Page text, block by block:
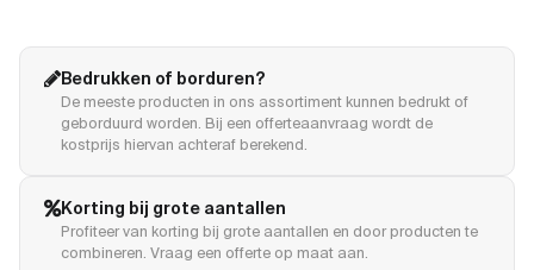
Bedrukken of borduren?
De meeste producten in ons assortiment kunnen bedrukt of
geborduurd worden. Bij een offerteaanvraag wordt de
kostprijs hiervan achteraf berekend.
Korting bij grote aantallen
Profiteer van korting bij grote aantallen en door producten te
combineren. Vraag een offerte op maat aan.